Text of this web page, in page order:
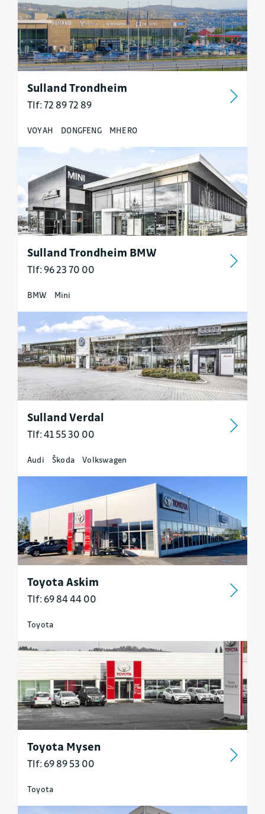
Sulland Trondheim
Tlf: 72 89 72 89
VOYAH DONGFENG MHERO
Sulland Trondheim BMW
Tlf: 96 23 70 00
BMW Mini
Sulland Verdal
Tlf: 41 55 30 00
Audi Škoda Volkswagen
Toyota Askim
Tlf: 69 84 44 00
Toyota
Toyota Mysen
Tlf: 69 89 53 00
Toyota